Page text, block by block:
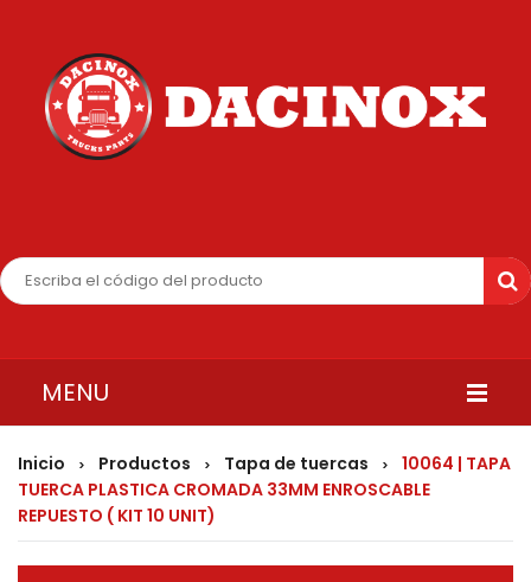
MENU
INICIO
QUIENES SOMOS
PRODUCTOS
Inicio > Productos > Tapa de tuercas >
10064 | TAPA
TUERCA PLASTICA CROMADA 33MM ENROSCABLE
REPUESTO ( KIT 10 UNIT)